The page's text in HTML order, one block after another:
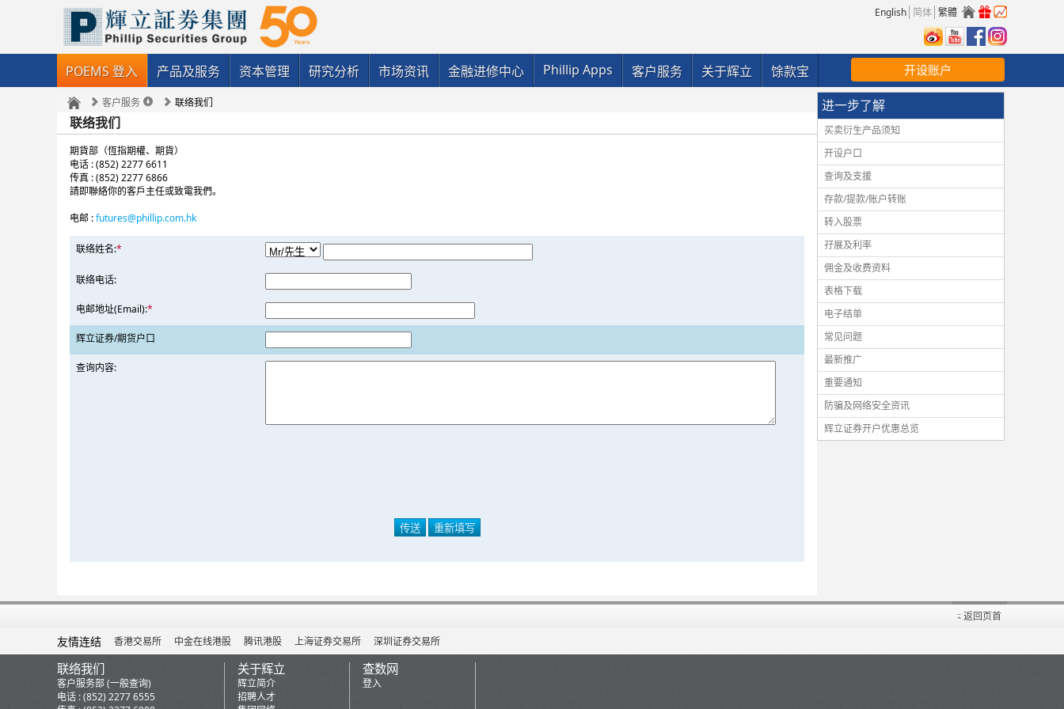
English 简体 繁體
POEMS 登入 产品及服务 资本管理 研究分析 市场资讯 金融进修中心 Phillip Apps 客户服务 关于辉立 馀款宝 开设账户
客户服务 联络我们
联络我们
期貨部（恆指期權、期貨）
电话 : (852) 2277 6611
传真 : (852) 2277 6866
請即聯絡你的客戶主任或致電我們。
电邮 :futures@phillip.com.hk
联络姓名:*
联络电话:
电邮地址(Email):*
辉立证券/期货户口
查询内容:
进一步了解
买卖衍生产品须知
开设户口
查询及支援
存款/提款/账户转账
转入股票
孖展及利率
佣金及收费资料
表格下载
电子结单
常见问题
最新推广
重要通知
防骗及网络安全资讯
辉立证券开户优惠总览
返回页首
友情连结 香港交易所 中金在线港股 腾讯港股 上海证券交易所 深圳证券交易所
联络我们
客户服务部 (一般查询)
电话 : (852) 2277 6555
关于辉立
辉立简介
招聘人才
查数网
登入